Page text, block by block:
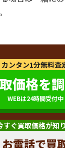
カンタン1分無料査
価格を
WEBは24時間受付中
すぐ買取価格が知
お電話で買